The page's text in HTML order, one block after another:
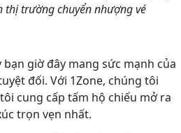
thị trường chuyển nhượng vé
giờ đây mang sức mạnh của
đối. Với 1Zone, chúng tôi
cung cấp tấm hộ chiếu mở ra
trọn vẹn nhất.